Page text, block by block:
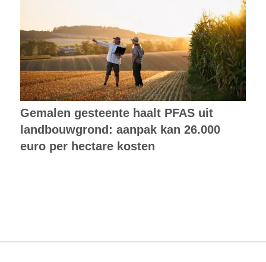
Gemalen gesteente haalt PFAS uit
landbouwgrond: aanpak kan 26.000
euro per hectare kosten